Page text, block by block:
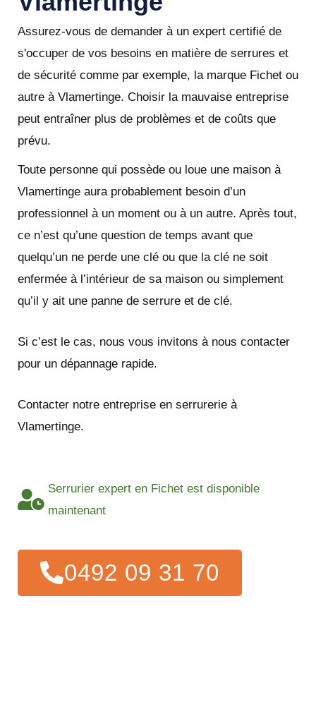
Assurez-vous de demander à un expert certifié de
s'occuper de vos besoins en matière de serrures et
de sécurité comme par exemple, la marque Fichet ou
autre à Vlamertinge. Choisir la mauvaise entreprise
peut entraîner plus de problèmes et de coûts que
prévu.
Toute personne qui possède ou loue une maison à
Vlamertinge aura probablement besoin d’un
professionnel à un moment ou à un autre. Après tout,
ce n’est qu’une question de temps avant que
quelqu’un ne perde une clé ou que la clé ne soit
enfermée à l’intérieur de sa maison ou simplement
qu’il y ait une panne de serrure et de clé.
Si c’est le cas, nous vous invitons à nous contacter
pour un dépannage rapide.
Contacter notre entreprise en serrurerie à
Vlamertinge.
Serrurier expert en Fichet est disponible
maintenant
0492 09 31 70